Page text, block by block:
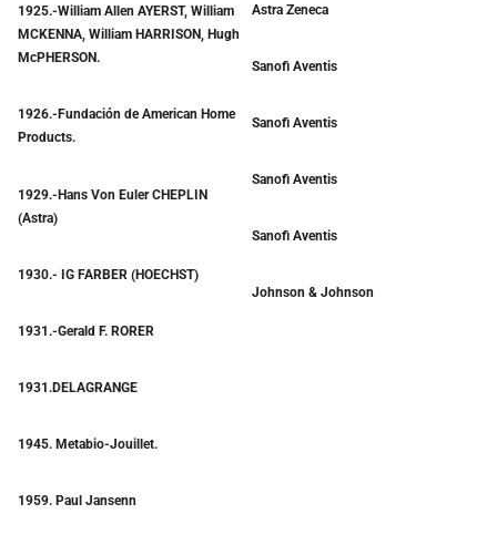
1925.-William Allen AYERST, William
MCKENNA, William HARRISON, Hugh
McPHERSON.
1926.-Fundación de American Home
Products.
1929.-Hans Von Euler CHEPLIN
(Astra)
1930.- IG FARBER (HOECHST)
1931.-Gerald F. RORER
1931.DELAGRANGE
1945. Metabio-Jouillet.
1959. Paul Jansenn
Astra Zeneca
Sanofi Aventis
Sanofi Aventis
Sanofi Aventis
Sanofi Aventis
Johnson & Johnson